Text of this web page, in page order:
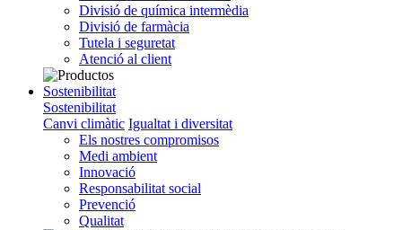
Divisió de química intermèdia
Divisió de farmàcia
Tutela i seguretat
Atenció al client
Sostenibilitat
Sostenibilitat
Canvi climàtic Igualtat i diversitat
Els nostres compromisos
Medi ambient
Innovació
Responsabilitat social
Prevenció
Qualitat